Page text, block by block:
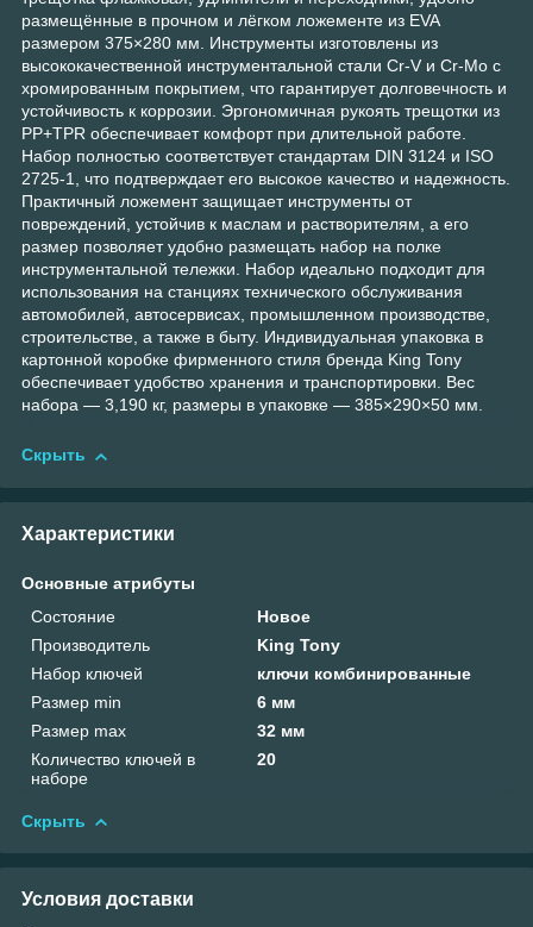
размещённые в прочном и лёгком ложементе из EVA
размером 375×280 мм. Инструменты изготовлены из
высококачественной инструментальной стали Cr-V и Cr-Mo с
хромированным покрытием, что гарантирует долговечность и
устойчивость к коррозии. Эргономичная рукоять трещотки из
PP+TPR обеспечивает комфорт при длительной работе.
Набор полностью соответствует стандартам DIN 3124 и ISO
2725-1, что подтверждает его высокое качество и надежность.
Практичный ложемент защищает инструменты от
повреждений, устойчив к маслам и растворителям, а его
размер позволяет удобно размещать набор на полке
инструментальной тележки. Набор идеально подходит для
использования на станциях технического обслуживания
автомобилей, автосервисах, промышленном производстве,
строительстве, а также в быту. Индивидуальная упаковка в
картонной коробке фирменного стиля бренда King Tony
обеспечивает удобство хранения и транспортировки. Вес
набора — 3,190 кг, размеры в упаковке — 385×290×50 мм.
Скрыть
Характеристики
Основные атрибуты
Состояние
Новое
Производитель
King Tony
Набор ключей
ключи комбинированные
Размер min
6 мм
Размер max
32 мм
Количество ключей в
наборе
20
Скрыть
Условия доставки